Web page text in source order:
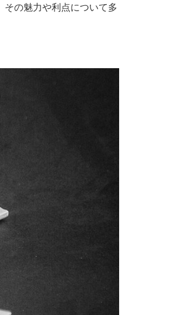
の魅力や利点について多